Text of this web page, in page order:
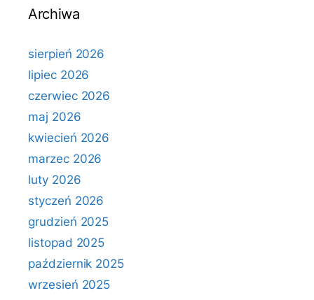
Archiwa
sierpień 2026
lipiec 2026
czerwiec 2026
maj 2026
kwiecień 2026
marzec 2026
luty 2026
styczeń 2026
grudzień 2025
listopad 2025
październik 2025
wrzesień 2025